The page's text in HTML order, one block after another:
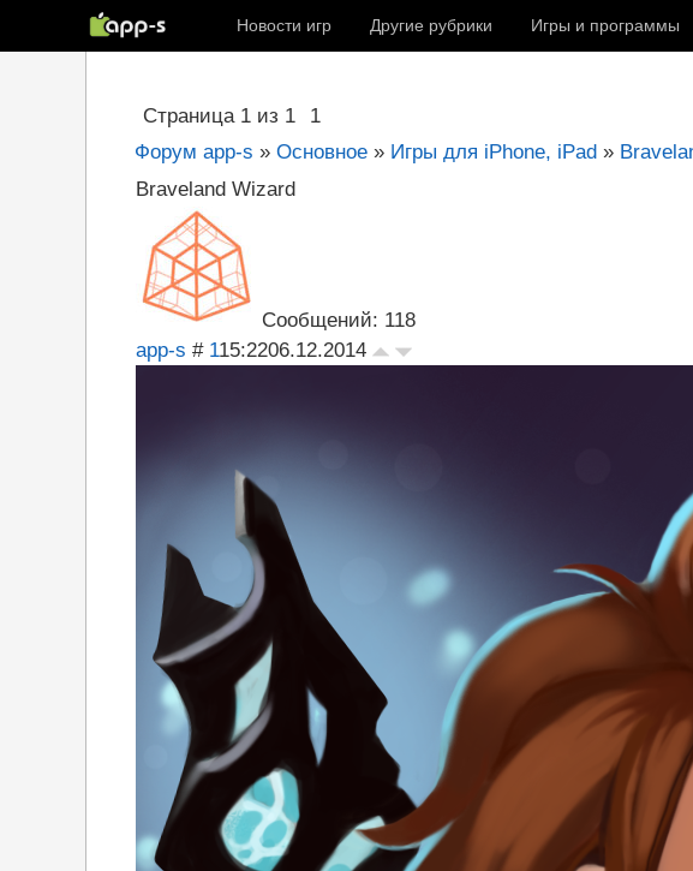
Новости игр Другие рубрики Игры и программы
Страница 1 из 1
1
Форум app-s » Основное » Игры для iPhone, iPad »
Braveland Wizard
Сообщений: 118
app-s # 115:2206.12.2014